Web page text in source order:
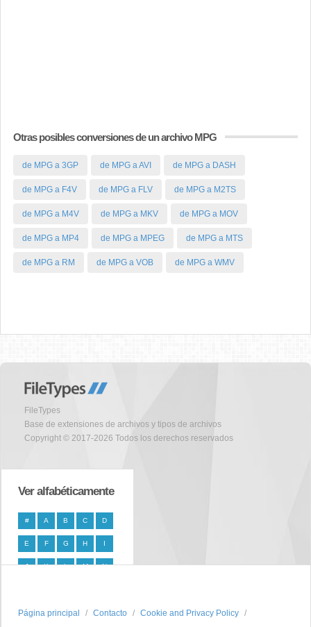
Otras posibles conversiones de un archivo MPG
de MPG a 3GP de MPG a AVI de MPG a DASH
de MPG a F4V de MPG a FLV de MPG a M2TS
de MPG a M4V de MPG a MKV de MPG a MOV
de MPG a MP4 de MPG a MPEG de MPG a MTS
de MPG a RM de MPG a VOB de MPG a WMV
FileTypes
Base de extensiones de archivos y tipos de archivos
Copyright © 2017-2026 Todos los derechos reservados
Ver alfabéticamente
# A B C D
E F G H I
J K L M N
T U V W X
Página principal Contacto Cookie and Privacy Policy